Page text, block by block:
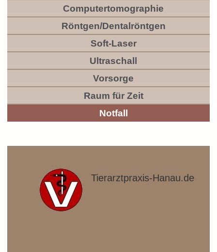
Computertomographie
Röntgen/Dentalröntgen
Soft-Laser
Ultraschall
Vorsorge
Raum für Zeit
Notfall
Tierarztpraxis-Hanau.de